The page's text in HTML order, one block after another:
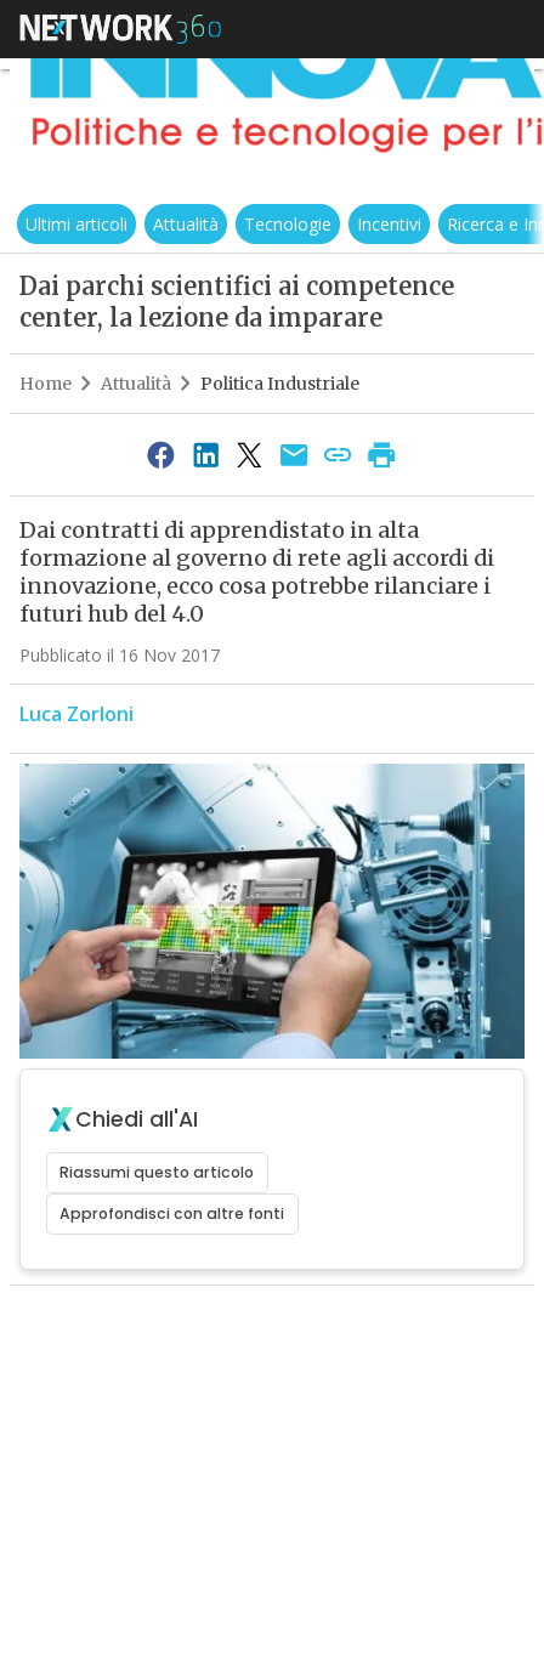
Ultimi articoli Attualità Tecnologie Incentivi Ricerca e
Dai parchi scientifici ai competence
center, la lezione da imparare
Home Attualità Politica Industriale
Dai contratti di apprendistato in alta
formazione al governo di rete agli accordi di
innovazione, ecco cosa potrebbe rilanciare i
futuri hub del 4.0
Pubblicato il 16 Nov 2017
Luca Zorloni
Chiedi all'AI
Riassumi questo articolo
Approfondisci con altre fonti